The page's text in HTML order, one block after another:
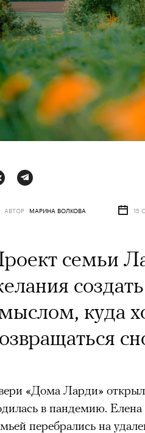
АВТОР МАРИНА ВОЛКОВА 15
семьи
куда
«Дома Ларди»
в пандемию. Елена
перебрались на
для
снова
и
меняет
с новой